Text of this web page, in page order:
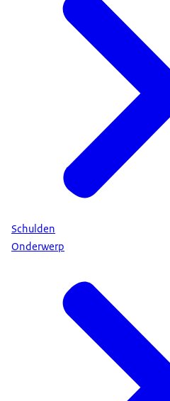
Schulden
Onderwerp